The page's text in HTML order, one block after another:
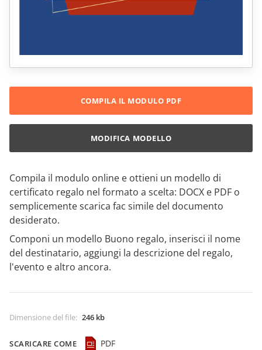
Compila il modulo online e ottieni un modello di
certificato regalo nel formato a scelta: DOCX e PDF o
semplicemente scarica fac simile del documento
desiderato.
Componi un modello Buono regalo, inserisci il nome
del destinatario, aggiungi la descrizione del regalo,
l'evento e altro ancora.
Dimensione del file: 246 kb
SCARICARE COME PDF
COMPILA IL MODULO PDF
MODIFICA MODELLO